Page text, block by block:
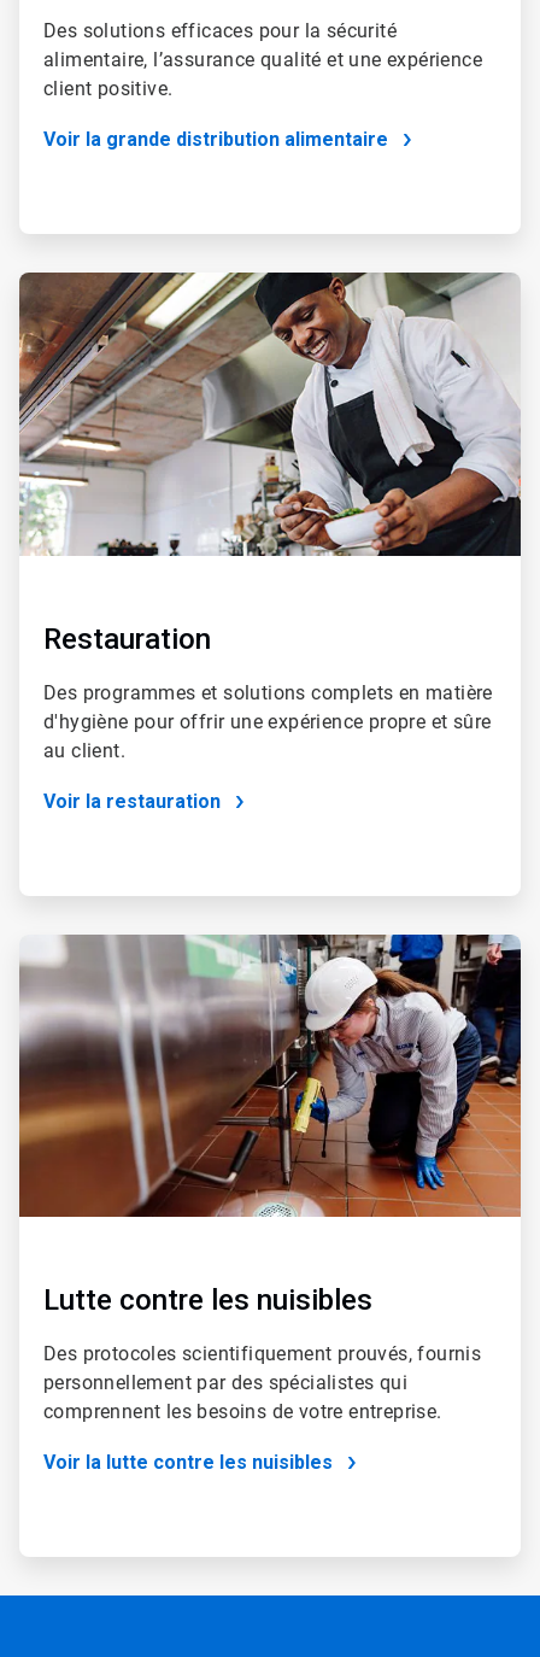
Des solutions efficaces pour la sécurité
alimentaire, l’assurance qualité et une expérience
client positive.
Voir la grande distribution alimentaire
ArticleTile
3
de
4
Restauration
Des programmes et solutions complets en matière
d'hygiène pour offrir une expérience propre et sûre
au client.
Voir la restauration
ArticleTile
4
de
Lutte contre les nuisibles
Des protocoles scientifiquement prouvés, fournis
personnellement par des spécialistes qui
comprennent les besoins de votre entreprise.
Voir la lutte contre les nuisibles